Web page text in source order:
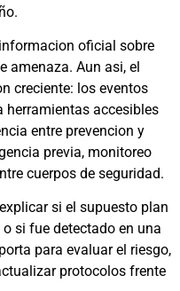
oficial sobre
amenaza. Aun asi, el
creciente: los eventos
herramientas accesibles
entre prevencion y
previa, monitoreo
cuerpos de seguridad.
si el supuesto plan
si fue detectado en una
para evaluar el riesgo,
protocolos frente